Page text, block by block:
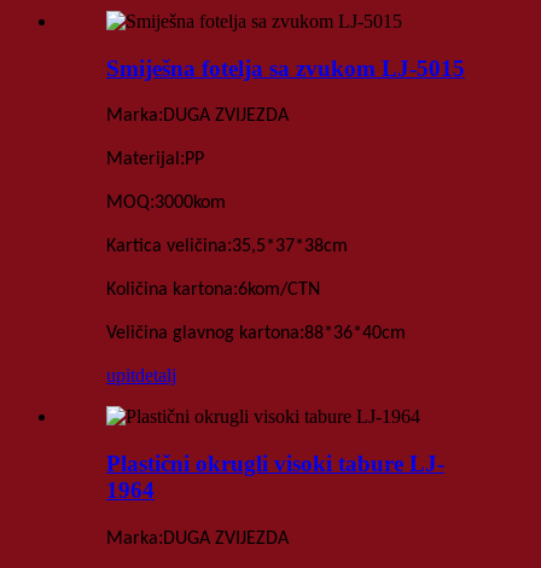
Smiješna fotelja sa zvukom LJ-5015
Marka:DUGA ZVIJEZDA
Materijal:PP
MOQ:3000kom
Kartica veličina:35,5*37*38cm
Količina kartona:6kom/CTN
Veličina glavnog kartona:88*36*40cm
upitdetalj
Plastični okrugli visoki tabure LJ-
1964
Marka:DUGA ZVIJEZDA